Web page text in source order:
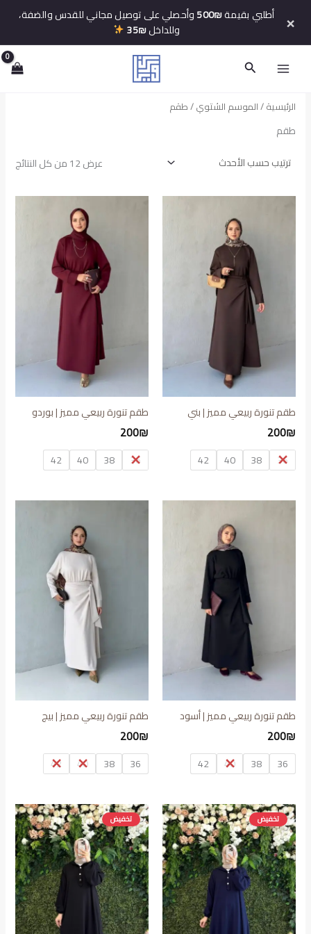
أطلبي بقيمة500₪وأحصلي على توصيل مجاني للقدس والضفة،
وللداخل35₪ ×
البحث
الرئيسية/الموسم الشتوي/ طقم
طقم
عرض ⁦12⁩ من كل النتائج
طقم تنورة ربيعي مميز | بني
200₪
36
38
40
42
طقم تنورة ربيعي مميز | بوردو
200₪
36
38
40
42
طقم تنورة ربيعي مميز | أسود
200₪
36
38
40
42
طقم تنورة ربيعي مميز | بيج
200₪
36
38
40
42
تخفيض تخفيض